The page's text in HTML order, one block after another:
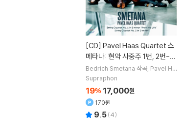
[CD]
메타나: 현악 사중주 1번, 2번-
파벨 하스 콰르텟 (Smetana: S
tring Quartets)
Bedrich Smetana 작곡 Pavel Ha
as Quartet실내악
Supraphon
19% 17,000원
170원
9.5(4)